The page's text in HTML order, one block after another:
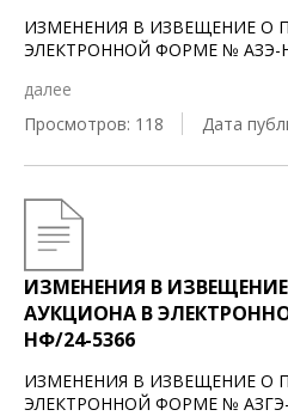
ИЗМЕНЕНИЯ В ИЗВЕЩЕНИЕ О
ЭЛЕКТРОННОЙ ФОРМЕ № АЗЭ-
далее
Просмотров: 118
Дата
ИЗМЕНЕНИЯ В
АУКЦИОНА В
НФ/24-5366
ИЗМЕНЕНИЯ В ИЗВЕЩЕНИЕ О
ЭЛЕКТРОННОЙ ФОРМЕ №